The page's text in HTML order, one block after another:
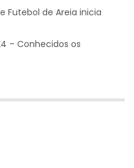
Futebol de Areia inicia
– Conhecidos os